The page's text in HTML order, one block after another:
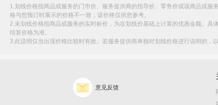
1.划线价格指商品或服务的门市价、服务提供商的指导价、零售价或该商品或
格与您预订时展示的价格不一致，该价格仅供您参考。
2.未划线价格指商品或服务的实时标价，为在划线价基础上计算的优惠金额。
结算价格为准。
3.此说明仅当出现价格比较时有效。若服务提供商单独对划线价格进行说明的
意见反馈